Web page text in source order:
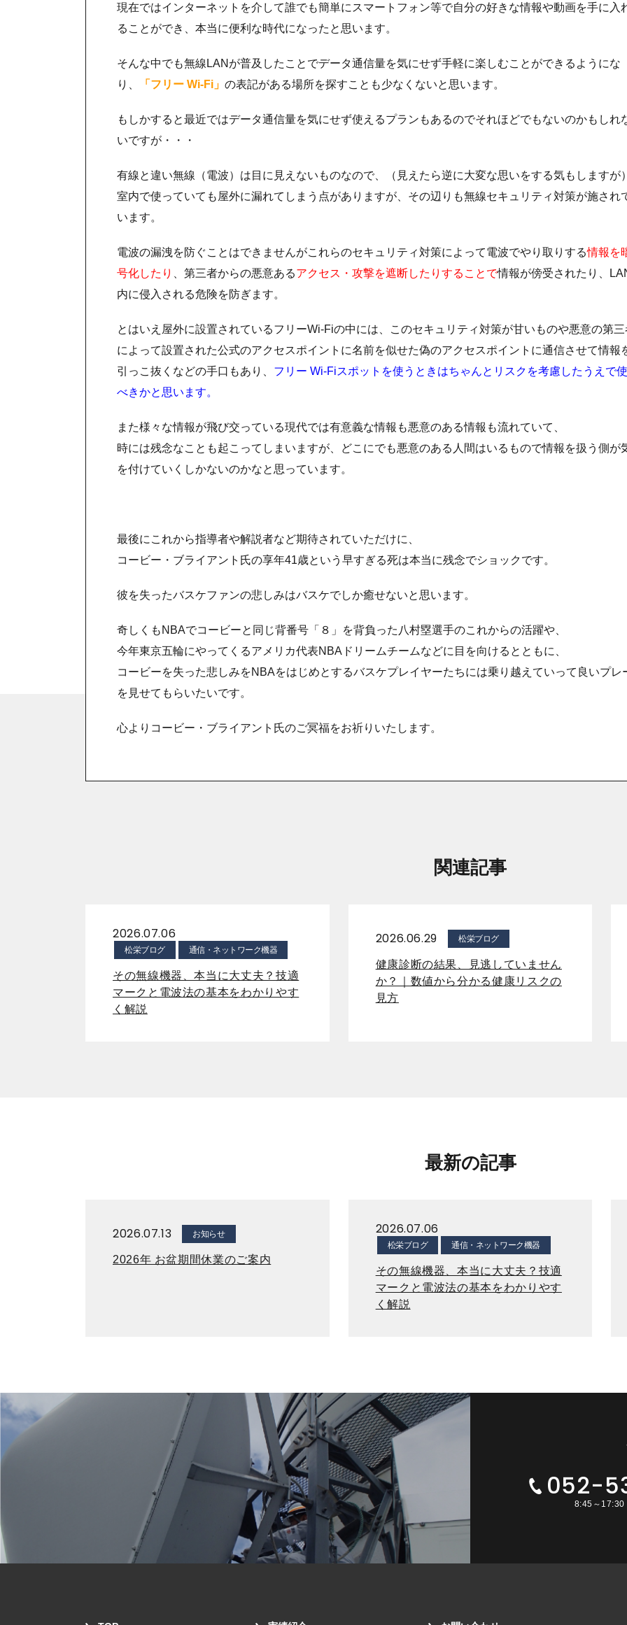
現在ではインターネットを介して誰でも簡単にスマートフォン等で自分の好きな情報や動画を手に入
ることができ、本当に便利な時代になったと思います。
そんな中でも無線LANが普及したことでデータ通信量を気にせず手軽に楽しむことができるようにな
り、
「フリー Wi-Fi」 の表記がある場所を探すことも少なくないと思います。
もしかすると最近ではデータ通信量を気にせず使えるプランもあるのでそれほどでもないのかもしれ
いですが・・・
有線と違い無線（電波）は目に見えないものなので、（見えたら逆に大変な思いをする気もしますが
室内で使っていても屋外に漏れてしまう点がありますが、その辺りも無線セキュリティ対策が施され
います。
電波の漏洩を防ぐことはできませんがこれらのセキュリティ対策によって電波でやり取りする情報を
号化したり
、第三者からの悪意あるアクセス・攻撃を遮断したりすることで情報が傍受されたり、
内に侵入される危険を防ぎます。
とはいえ屋外に設置されているフリーWi-Fiの中には、このセキュリティ対策が甘いものや悪意の第三
によって設置された公式のアクセスポイントに名前を似せた偽のアクセスポイントに通信させて情報
引っこ抜くなどの手口もあり、 フリー Wi-Fiスポットを使うときはちゃんとリスクを考慮したうえで
べきかと思います。
また様々な情報が飛び交っている現代では有意義な情報も悪意のある情報も流れていて、
時には残念なことも起こってしまいますが、どこにでも悪意のある人間はいるもので情報を扱う側が
を付けていくしかないのかなと思っています。
最後にこれから指導者や解説者など期待されていただけに、
コービー・ブライアント氏の享年41歳という早すぎる死は本当に残念でショックです。
彼を失ったバスケファンの悲しみはバスケでしか癒せないと思います。
奇しくもNBAでコービーと同じ背番号「８」を背負った八村塁選手のこれからの活躍や、
今年東京五輪にやってくるアメリカ代表NBAドリームチームなどに目を向けるとともに、
コービーを失った悲しみをNBAをはじめとするバスケプレイヤーたちには乗り越えていって良いプレ
を見せてもらいたいです。
心よりコービー・ブライアント氏のご冥福をお祈りいたします。
関連記事
2026.07.06
松栄ブログ 通信・ネットワーク機器
その無線機器、本当に大丈夫？技適
マークと電波法の基本をわかりやす
く解説
2026.06.29 松栄ブログ
健康診断の結果、見逃していません
か？｜数値から分かる健康リスクの
見方
最新の記事
2026.07.13 お知らせ
2026年 お盆期間休業のご案内
2026.07.06
松栄ブログ 通信・ネットワーク機器
その無線機器、本当に大丈夫？技適
マークと電波法の基本をわかりやす
く解説
052-
8:45～17:30